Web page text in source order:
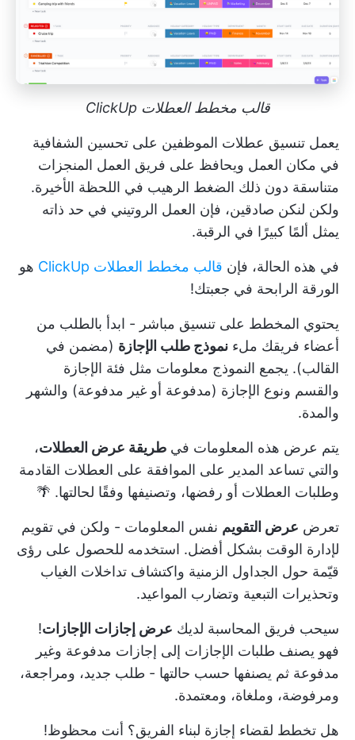
قالب مخطط العطلات ClickUp
يعمل تنسيق عطلات الموظفين على تحسين الشفافية
في مكان العمل ويحافظ على فريق العمل المنجزات
متناسقة دون ذلك الضغط الرهيب في اللحظة الأخيرة.
ولكن لنكن صادقين، فإن العمل الروتيني في حد ذاته
يمثل ألمًا كبيرًا في الرقبة.
في هذه الحالة، فإن قالب مخطط العطلات ClickUp
هو
الورقة الرابحة في جعبتك!
يحتوي المخطط على تنسيق مباشر - ابدأ بالطلب من
أعضاء فريقك ملء نموذج طلب الإجازة (مضمن في
القالب). يجمع النموذج معلومات مثل فئة الإجازة
والقسم ونوع الإجازة (مدفوعة أو غير مدفوعة) والشهر
والمدة.
يتم عرض هذه المعلومات في طريقة عرض العطلات،
والتي تساعد المدير على الموافقة على العطلات القادمة
وطلبات العطلات أو رفضها، وتصنيفها وفقًا لحالتها. 🌴
تعرض عرض التقويم نفس المعلومات - ولكن في تقويم
لإدارة الوقت بشكل أفضل. استخدمه للحصول على رؤى
قيّمة حول الجداول الزمنية واكتشاف تداخلات الغياب
وتحذيرات التبعية وتضارب المواعيد.
سيحب فريق المحاسبة لديك عرض إجازات الإجازات!
فهو يصنف طلبات الإجازات إلى إجازات مدفوعة وغير
مدفوعة ثم يصنفها حسب حالتها - طلب جديد، ومراجعة،
ومرفوضة، وملغاة، ومعتمدة.
هل تخطط لقضاء إجازة لبناء الفريق؟ أنت محظوظ!